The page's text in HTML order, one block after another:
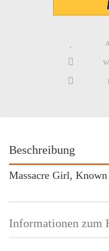
Beschreibung
Massacre Girl,
Informationen zum